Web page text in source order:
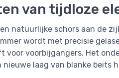
van tijdloze
natuurlijke schors aan de
wordt met precisie
voor voorbijgangers. Het
laag van blanke beits